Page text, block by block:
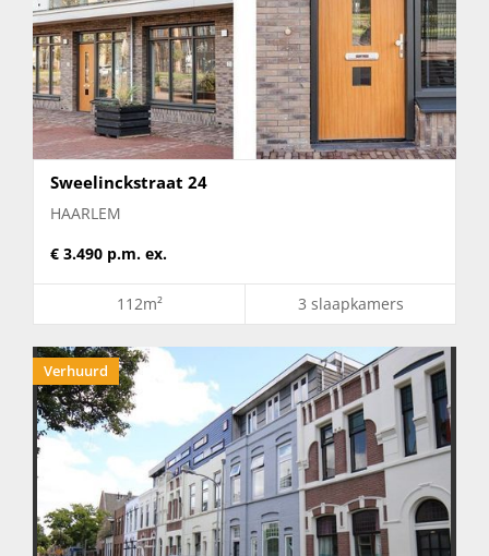
Sweelinckstraat 24
HAARLEM
€ 3.490 p.m. ex.
112m² 3 slaapkamers
Verhuurd